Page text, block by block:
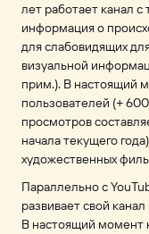
лет работает канал
информация о
для слабовидящих
визуальной
прим.). В настоящий
пользователей (+
просмотров
начала текущего
художественных
Параллельно с
развивает свой
В настоящий момент